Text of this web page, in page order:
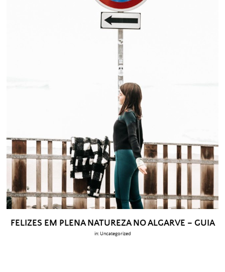
FELIZES EM PLENA NATUREZA NO ALGARVE – GUIA
in: Uncategorized